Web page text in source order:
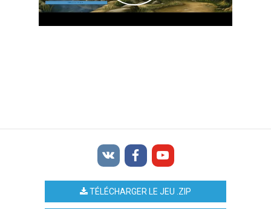
TÉLÉCHARGER LE JEU .ZIP